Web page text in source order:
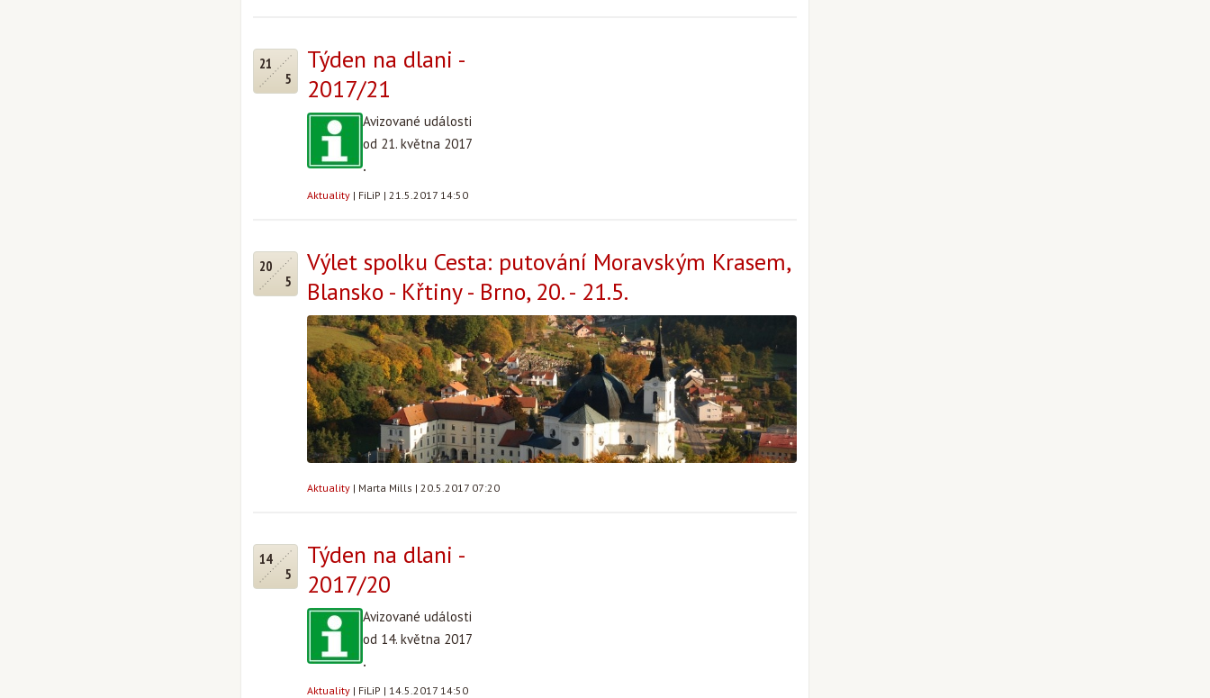
21
5
Týden na dlani -
2017/21
Avizované události
od 21. května 2017
.
Aktuality | FiLiP | 21.5.2017 14:50
20
5
Výlet spolku Cesta: putování Moravským Krasem,
Blansko - Křtiny - Brno, 20. - 21.5.
Aktuality | Marta Mills | 20.5.2017 07:20
14
5
Týden na dlani -
2017/20
Avizované události
od 14. května 2017
.
Aktuality | FiLiP | 14.5.2017 14:50